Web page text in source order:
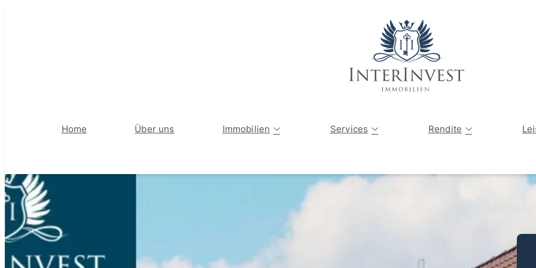
Home Über uns Immobilien Services
Privater Immobilienverkauf
Rendite